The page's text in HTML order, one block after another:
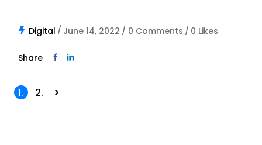
Digital June 14, 2022 0 Comments 0 Likes
Share
1. 2.